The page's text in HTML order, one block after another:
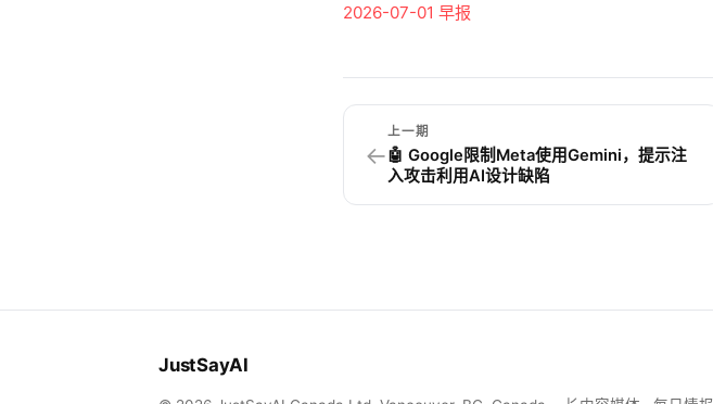
2026-07-01 早报
←
上一期
🤖 Google限制Meta使用Gemini，提示注
入攻击利用AI设计缺陷
JustSayAI